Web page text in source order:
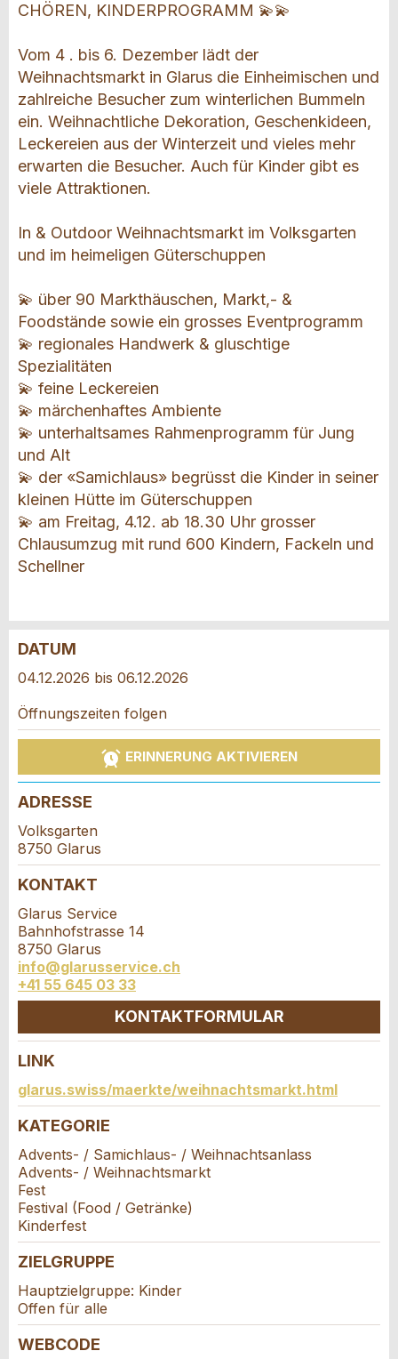
CHÖREN, KINDERPROGRAMM 💫💫
Vom 4 . bis 6. Dezember lädt der
Weihnachtsmarkt in Glarus die Einheimischen und
zahlreiche Besucher zum winterlichen Bummeln
ein. Weihnachtliche Dekoration, Geschenkideen,
Leckereien aus der Winterzeit und vieles mehr
erwarten die Besucher. Auch für Kinder gibt es
viele Attraktionen.
In & Outdoor Weihnachtsmarkt im Volksgarten
und im heimeligen Güterschuppen
💫 über 90 Markthäuschen, Markt,- &
Foodstände sowie ein grosses Eventprogramm
💫 regionales Handwerk & gluschtige
Spezialitäten
💫 feine Leckereien
💫 märchenhaftes Ambiente
💫 unterhaltsames Rahmenprogramm für Jung
und Alt
💫 der «Samichlaus» begrüsst die Kinder in seiner
kleinen Hütte im Güterschuppen
💫 am Freitag, 4.12. ab 18.30 Uhr grosser
Chlausumzug mit rund 600 Kindern, Fackeln und
Schellner
Anzeige beanstanden
Ihr Feedback wird sehr geschätzt!
Allgemeines Feedback
Anzeige nicht mehr gültig
Anzeige unvollständig
Nachricht
* Eingabe erforderlich
Zur Qualitätssicherung wird eine Kopie der E-Mail
an guidle übermittelt.
NACHRICHT SENDEN
Schliessen
Anzeige weiterempfehlen
Empfehlen Sie diese Anzeige an Freunde weiter.
* Eingabe erforderlich
ANZEIGE WEITEREMPFEHLEN
Schliessen
Reservation
Veranstaltungsdatum *:
Anzahl der Teilnehmer *:
Vorname / Nachname *:
Firma / Organisation:
Adresszusatz:
Strasse und Nr. *:
E-Mail *:
Telefon *:
Nachricht:
DATUM
04.12.2026 bis 06.12.2026
Öffnungszeiten folgen
ERINNERUNG AKTIVIEREN
ADRESSE
Volksgarten
8750 Glarus
KONTAKT
Glarus Service
Bahnhofstrasse 14
8750 Glarus
info@glarusservice.ch
+41 55 645 03 33
KONTAKTFORMULAR
Kontakt
Verfassen Sie eine Nachricht für die
Kontaktpersonen dieser Anzeige.
Adresse
LINK
glarus.swiss/maerkte/weihnachtsmarkt.html
KATEGORIE
Advents- / Samichlaus- / Weihnachtsanlass
Advents- / Weihnachtsmarkt
Fest
Festival (Food / Getränke)
Kinderfest
ZIELGRUPPE
Hauptzielgruppe: Kinder
Offen für alle
WEBCODE